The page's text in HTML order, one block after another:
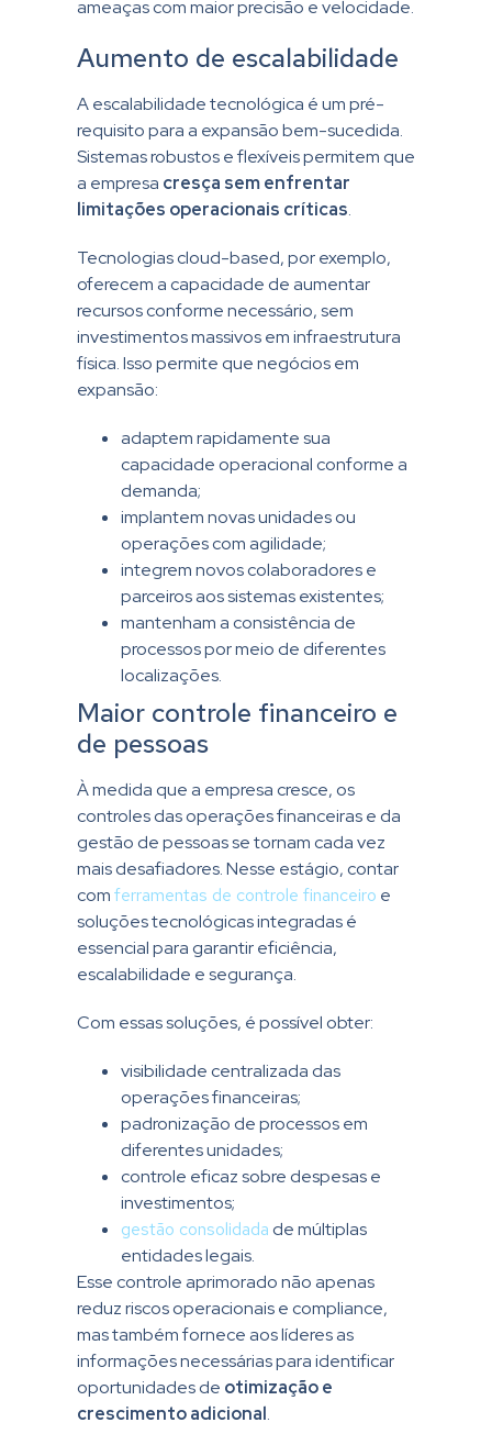
ameaças com maior precisão e velocidade.
Aumento de escalabilidade
A escalabilidade tecnológica é um pré-
requisito para a expansão bem-sucedida.
Sistemas robustos e flexíveis permitem que
a empresa cresça sem enfrentar
limitações operacionais críticas.
Tecnologias cloud-based, por exemplo,
oferecem a capacidade de aumentar
recursos conforme necessário, sem
investimentos massivos em infraestrutura
física. Isso permite que negócios em
expansão:
adaptem rapidamente sua
capacidade operacional conforme a
demanda;
implantem novas unidades ou
operações com agilidade;
integrem novos colaboradores e
parceiros aos sistemas existentes;
mantenham a consistência de
processos por meio de diferentes
localizações.
Maior controle financeiro e
de pessoas
À medida que a empresa cresce, os
controles das operações financeiras e da
gestão de pessoas se tornam cada vez
mais desafiadores. Nesse estágio, contar
comferramentas de controle financeiro e
soluções tecnológicas integradas é
essencial para garantir eficiência,
escalabilidade e segurança.
Com essas soluções, é possível obter:
visibilidade centralizada das
operações financeiras;
padronização de processos em
diferentes unidades;
controle eficaz sobre despesas e
investimentos;
gestão consolidada de múltiplas
entidades legais.
Esse controle aprimorado não apenas
reduz riscos operacionais e compliance,
mas também fornece aos líderes as
informações necessárias para identificar
oportunidades de otimização e
crescimento adicional.